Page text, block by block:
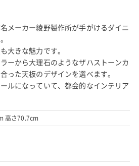
メーカー綾野製作所が手がけるダイニ
大きな魅力です。
ーから大理石のようなザハストーンカ
った天板のデザインを選べます。
ルになっていて、都会的なインテリア
高さ70.7cm